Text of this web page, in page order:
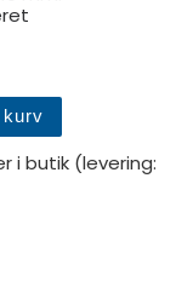
i butik (levering: